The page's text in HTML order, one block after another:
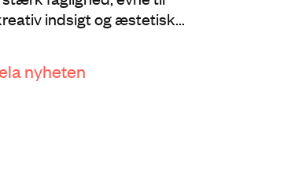
indsigt og æstetisk...
nyheten